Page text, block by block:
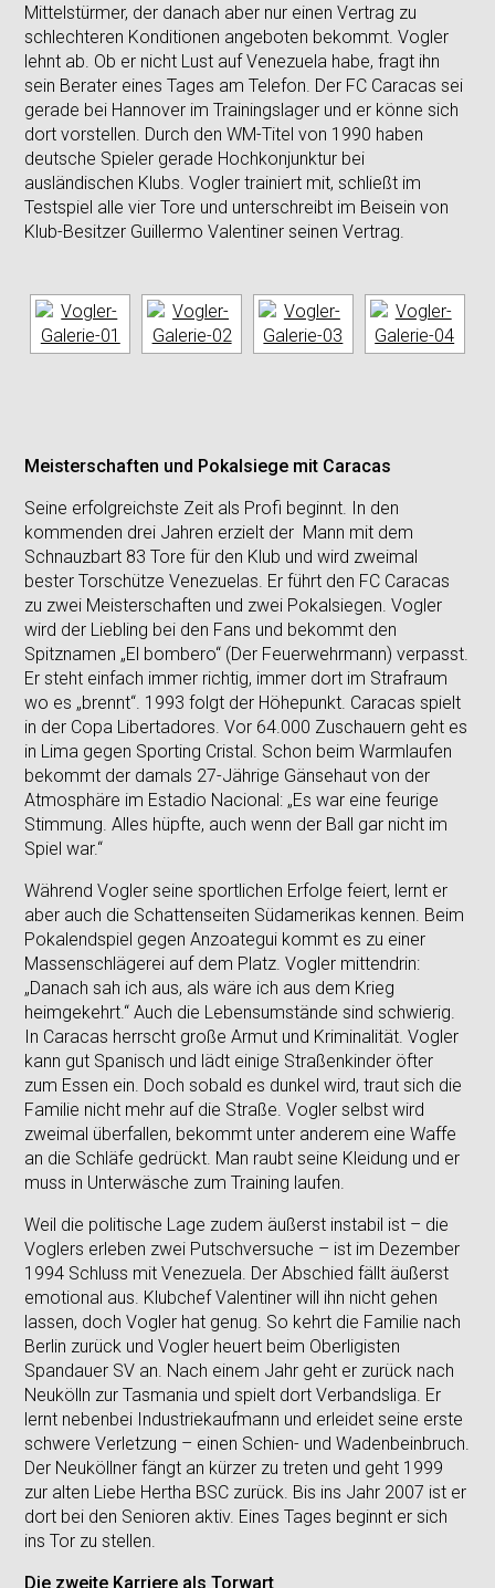
Mittelstürmer, der danach aber nur einen Vertrag zu
schlechteren Konditionen angeboten bekommt. Vogler
lehnt ab. Ob er nicht Lust auf Venezuela habe, fragt ihn
sein Berater eines Tages am Telefon. Der FC Caracas sei
gerade bei Hannover im Trainingslager und er könne sich
dort vorstellen. Durch den WM-Titel von 1990 haben
deutsche Spieler gerade Hochkonjunktur bei
ausländischen Klubs. Vogler trainiert mit, schließt im
Testspiel alle vier Tore und unterschreibt im Beisein von
Klub-Besitzer Guillermo Valentiner seinen Vertrag.
Meisterschaften und Pokalsiege mit Caracas
Seine erfolgreichste Zeit als Profi beginnt. In den
kommenden drei Jahren erzielt der Mann mit dem
Schnauzbart 83 Tore für den Klub und wird zweimal
bester Torschütze Venezuelas. Er führt den FC Caracas
zu zwei Meisterschaften und zwei Pokalsiegen. Vogler
wird der Liebling bei den Fans und bekommt den
Spitznamen „El bombero“ (Der Feuerwehrmann) verpasst.
Er steht einfach immer richtig, immer dort im Strafraum
wo es „brennt“. 1993 folgt der Höhepunkt. Caracas spielt
in der Copa Libertadores. Vor 64.000 Zuschauern geht es
in Lima gegen Sporting Cristal. Schon beim Warmlaufen
bekommt der damals 27-Jährige Gänsehaut von der
Atmosphäre im Estadio Nacional: „Es war eine feurige
Stimmung. Alles hüpfte, auch wenn der Ball gar nicht im
Spiel war.“
Während Vogler seine sportlichen Erfolge feiert, lernt er
aber auch die Schattenseiten Südamerikas kennen. Beim
Pokalendspiel gegen Anzoategui kommt es zu einer
Massenschlägerei auf dem Platz. Vogler mittendrin:
„Danach sah ich aus, als wäre ich aus dem Krieg
heimgekehrt.“ Auch die Lebensumstände sind schwierig.
In Caracas herrscht große Armut und Kriminalität. Vogler
kann gut Spanisch und lädt einige Straßenkinder öfter
zum Essen ein. Doch sobald es dunkel wird, traut sich die
Familie nicht mehr auf die Straße. Vogler selbst wird
zweimal überfallen, bekommt unter anderem eine Waffe
an die Schläfe gedrückt. Man raubt seine Kleidung und er
muss in Unterwäsche zum Training laufen.
Weil die politische Lage zudem äußerst instabil ist – die
Voglers erleben zwei Putschversuche – ist im Dezember
1994 Schluss mit Venezuela. Der Abschied fällt äußerst
emotional aus. Klubchef Valentiner will ihn nicht gehen
lassen, doch Vogler hat genug. So kehrt die Familie nach
Berlin zurück und Vogler heuert beim Oberligisten
Spandauer SV an. Nach einem Jahr geht er zurück nach
Neukölln zur Tasmania und spielt dort Verbandsliga. Er
lernt nebenbei Industriekaufmann und erleidet seine erste
schwere Verletzung – einen Schien- und Wadenbeinbruch.
Der Neuköllner fängt an kürzer zu treten und geht 1999
zur alten Liebe Hertha BSC zurück. Bis ins Jahr 2007 ist er
dort bei den Senioren aktiv. Eines Tages beginnt er sich
ins Tor zu stellen.
Die zweite Karriere als Torwart